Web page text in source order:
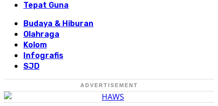
Tepat Guna
Budaya & Hiburan
Olahraga
Kolom
Infografis
SJD
ADVERTISEMENT